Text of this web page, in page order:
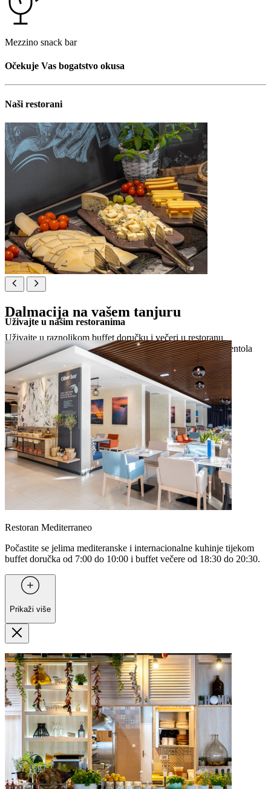
Mezzino snack bar
Očekuje Vas bogatstvo okusa
Naši restorani
Dalmacija na vašem tanjuru
Uživajte u raznolikom buffet doručku i večeri u restoranu
Mediterraneo i à la carte delicijama na terasi restorana La Pentola
Trattoria Italiana pored šetnice.
Uživajte u našim restoranima
Restoran Mediterraneo
Počastite se jelima mediteranske i internacionalne kuhinje tijekom
buffet doručka od 7:00 do 10:00 i buffet večere od 18:30 do 20:30.
Prikaži više